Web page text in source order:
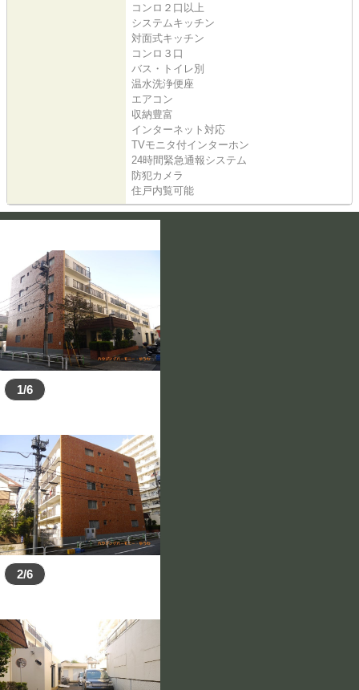
コンロ２口以上
システムキッチン
対面式キッチン
コンロ３口
バス・トイレ別
温水洗浄便座
エアコン
収納豊富
インターネット対応
TVモニタ付インターホン
24時間緊急通報システム
防犯カメラ
住戸内覧可能
1/6
2/6